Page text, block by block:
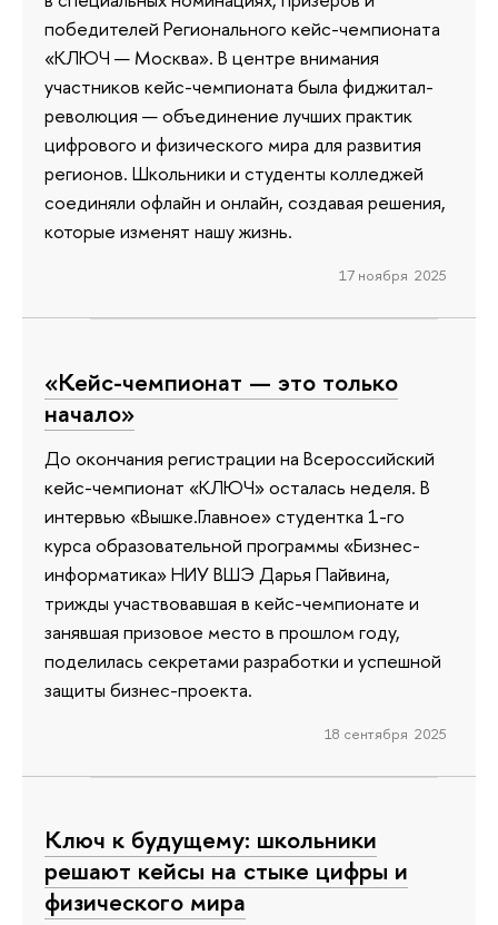
победителей Регионального кейс-чемпионата
«КЛЮЧ — Москва». В центре внимания
участников кейс-чемпионата была фиджитал-
революция — объединение лучших практик
цифрового и физического мира для развития
регионов. Школьники и студенты колледжей
соединяли офлайн и онлайн, создавая решения,
которые изменят нашу жизнь.
17 ноября 2025
«Кейс-чемпионат — это только
начало»
До окончания регистрации на Всероссийский
кейс-чемпионат «КЛЮЧ» осталась неделя. В
интервью «Вышке.Главное» студентка 1-го
курса образовательной программы «Бизнес-
информатика» НИУ ВШЭ Дарья Пайвина,
трижды участвовавшая в кейс-чемпионате и
занявшая призовое место в прошлом году,
поделилась секретами разработки и успешной
защиты бизнес-проекта.
18 сентября 2025
Ключ к будущему: школьники
решают кейсы на стыке цифры и
физического мира